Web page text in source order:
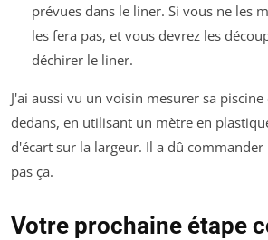
prévues dans le liner. Si vous ne les
les fera pas, et vous devrez les
déchirer le liner.
J'ai aussi vu un voisin mesurer sa
dedans, en utilisant un mètre en
d'écart sur la largeur. Il a dû
pas ça.
Votre prochaine étape